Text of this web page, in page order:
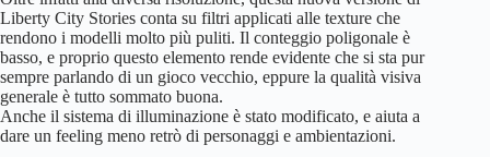
Liberty City Stories conta su filtri applicati alle texture che
rendono i modelli molto più puliti. Il conteggio poligonale è
basso, e proprio questo elemento rende evidente che si sta pur
sempre parlando di un gioco vecchio, eppure la qualità visiva
generale è tutto sommato buona.
Anche il sistema di illuminazione è stato modificato, e aiuta a
dare un feeling meno retrò di personaggi e ambientazioni.